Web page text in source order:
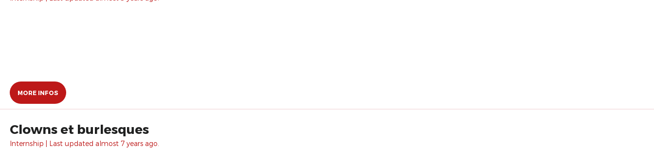
MORE INFOS
Clowns et burlesques
Internship | Last updated almost 7 years ago.